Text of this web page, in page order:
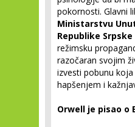
pokornosti. Glavni
Ministarstvu
Republike Srpske
režimsku
razočaran svojim
izvesti pobunu
hapšenjem i
Orwell je pisao o